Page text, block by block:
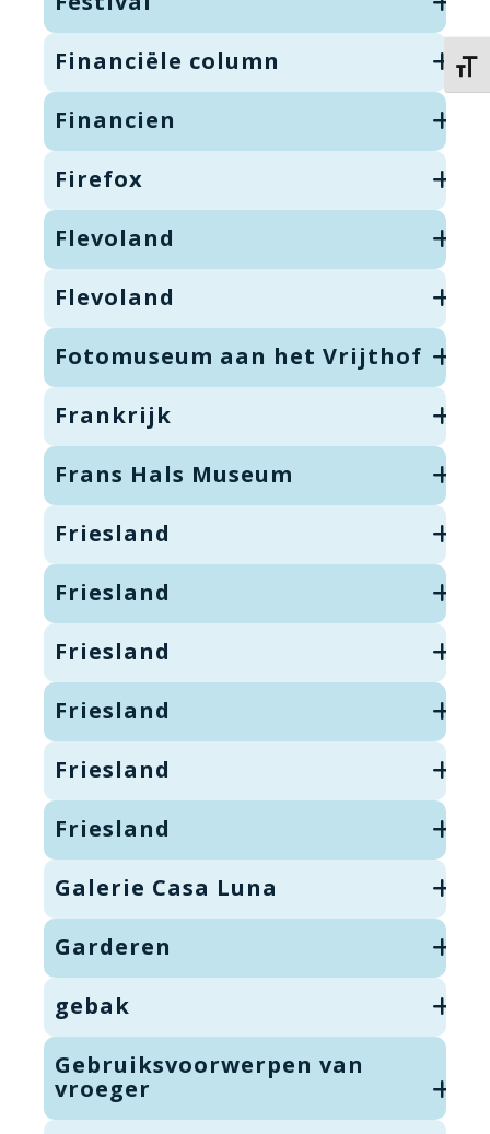
Financiële column
Financien
Firefox
Flevoland
Flevoland
Fotomuseum aan het Vrijthof
Frankrijk
Frans Hals Museum
Friesland
Friesland
Friesland
Friesland
Friesland
Friesland
Galerie Casa Luna
Garderen
gebak
Gebruiksvoorwerpen van
vroeger